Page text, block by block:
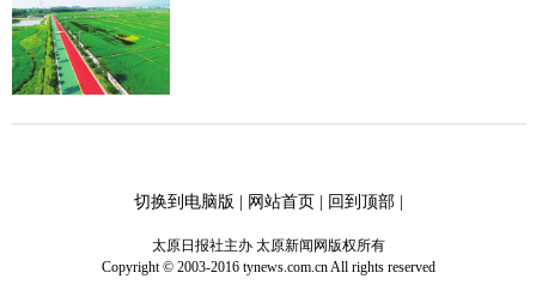
切换到电脑版 | 网站首页| 回到顶部|
太原日报社主办 太原新闻网版权所有
Copyright © 2003-2016 tynews.com.cn All rights reserved